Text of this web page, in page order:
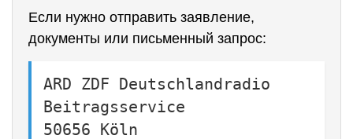
Если нужно отправить заявление,
документы или письменный запрос:
ARD ZDF Deutschlandradio
Beitragsservice
50656 Köln